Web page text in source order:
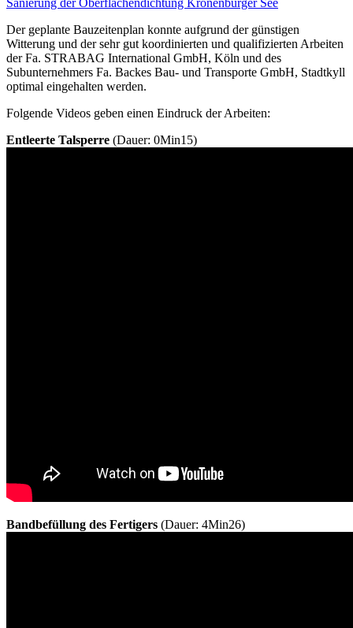
Der geplante Bauzeitenplan konnte aufgrund der günstigen
Witterung und der sehr gut koordinierten und qualifizierten Arbeiten
der Fa. STRABAG International GmbH, Köln und des
Subunternehmers Fa. Backes Bau- und Transporte GmbH, Stadtkyll
optimal eingehalten werden.
Folgende Videos geben einen Eindruck der Arbeiten:
Entleerte Talsperre (Dauer: 0Min15)
Bandbefüllung des Fertigers (Dauer: 4Min26)